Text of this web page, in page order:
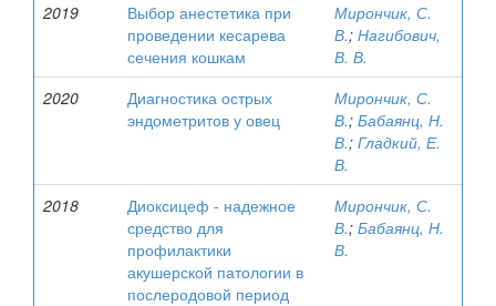
2019
Выбор анестетика при
проведении кесарева
сечения кошкам
Мирончик, С.
В.; Нагибович,
В. В.
2020
Диагностика острых
эндометритов у овец
Мирончик, С.
В.; Бабаянц, Н.
В.; Гладкий, Е.
В.
2018
Диоксицеф - надежное
средство для
профилактики
акушерской патологии в
послеродовой период
Мирончик, С.
В.; Бабаянц, Н.
В.